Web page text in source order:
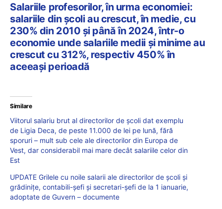
Salariile profesorilor, în urma economiei:
salariile din școli au crescut, în medie, cu
230% din 2010 și până în 2024, într-o
economie unde salariile medii și minime au
crescut cu 312%, respectiv 450% în
aceeași perioadă
Similare
Viitorul salariu brut al directorilor de școli dat exemplu
de Ligia Deca, de peste 11.000 de lei pe lună, fără
sporuri – mult sub cele ale directorilor din Europa de
Vest, dar considerabil mai mare decât salariile celor din
Est
UPDATE Grilele cu noile salarii ale directorilor de școli și
grădinițe, contabili-șefi și secretari-șefi de la 1 ianuarie,
adoptate de Guvern – documente